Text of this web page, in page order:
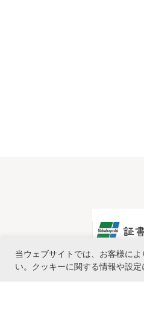
当ウェブサイトでは、お客様に
い。クッキーに関する情報や設